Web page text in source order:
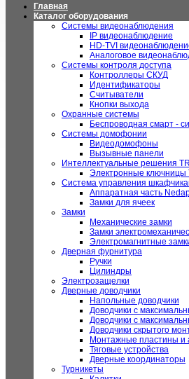
Главная
Каталог оборудования
Системы видеонаблюдения
IP видеонаблюдение
HD-TVI
Аналоговое
Системы контроля доступа
Контроллеры СКУД
Идентификаторы
Считыватели
Кнопки выхода
Охранные системы
Беспроводная смарт -
Системы домофонии
Видеодомофоны
Вызывные панели
Интеллектуальные решения
Электронные ключницы
Система управления
Аппаратная часть
Замки для ячеек
Замки
Механические замки
Замки
Электромагнитные
Дверная фурнитура
Ручки
Цилиндры
Электрозащелки
Дверные доводчики
Напольные доводчики
Доводчики с
Доводчики с
Доводчики скрытого
Монтажные пластины и
Тяговые устройства
Дверные координаторы
Турникеты